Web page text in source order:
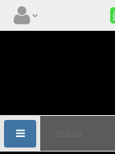
Navegación
Toggle